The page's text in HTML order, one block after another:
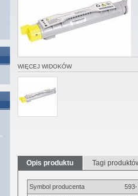
WIĘCEJ WIDOKÓW
Opis produktu Tagi
Symbol producenta